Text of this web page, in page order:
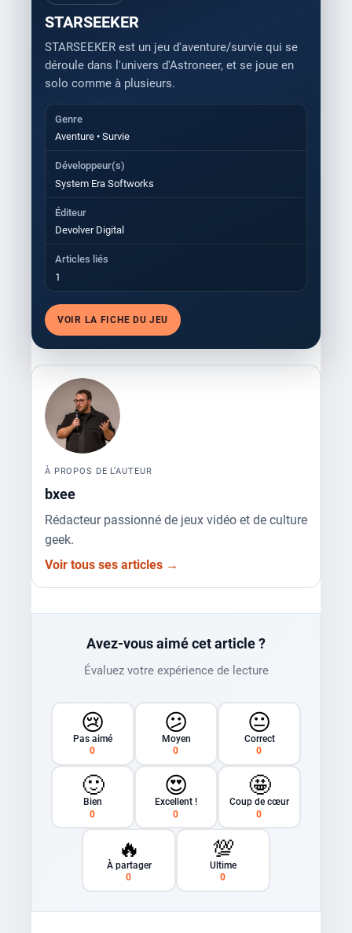
STARSEEKER
STARSEEKER est un jeu d'aventure/survie qui se
déroule dans l'univers d'Astroneer, et se joue en
solo comme à plusieurs.
Genre
Aventure • Survie
Développeur(s)
System Era Softworks
Éditeur
Devolver Digital
Articles liés
1
VOIR LA FICHE DU JEU
À PROPOS DE L’AUTEUR
bxee
Rédacteur passionné de jeux vidéo et de culture
geek.
Voir tous ses articles →
Avez-vous aimé cet article ?
Évaluez votre expérience de lecture
😢
Pas aimé
0
😕
Moyen
0
😐
Correct
0
🙂
Bien
0
😍
Excellent !
0
🤩
Coup de cœur
0
🔥
À partager
0
💯
Ultime
0